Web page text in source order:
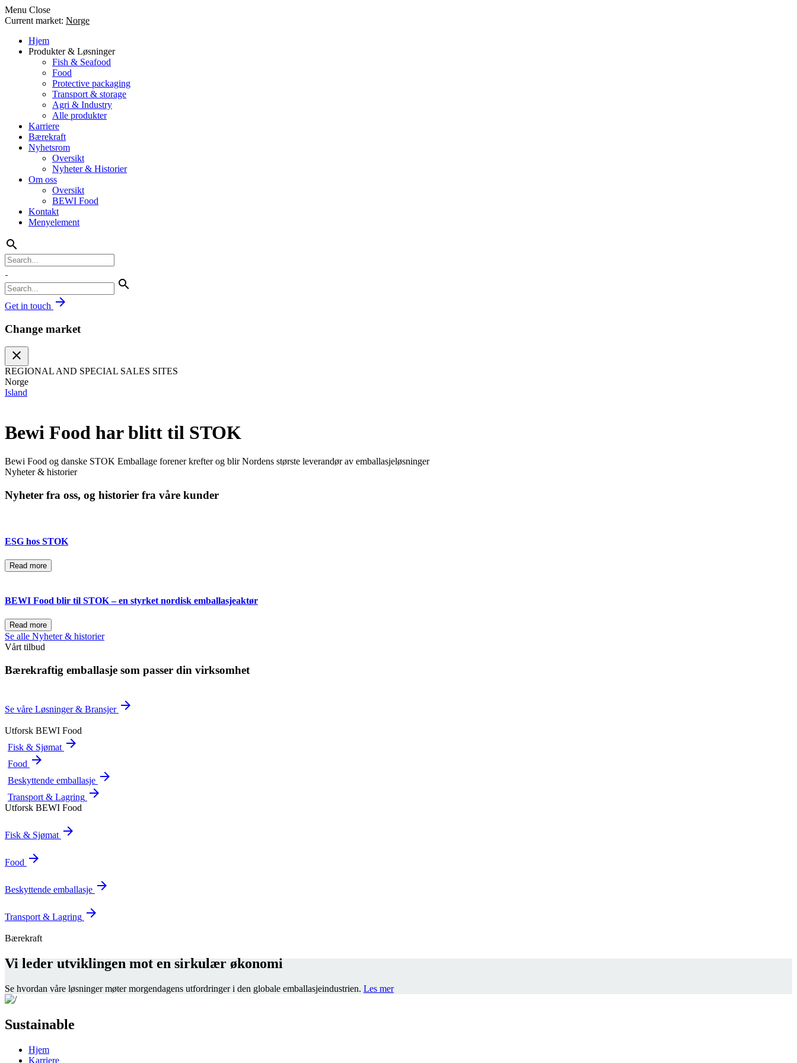
Menu Close
Current market: Norge
Hjem
Produkter & Løsninger
Fish & Seafood
Food
Protective packaging
Transport & storage
Agri & Industry
Alle produkter
Karriere
Bærekraft
Nyhetsrom
Oversikt
Nyheter & Historier
Om oss
Oversikt
BEWI Food
Kontakt
Menyelement
search
search
Get in touch arrow_forward
Change market
close
REGIONAL AND SPECIAL SALES SITES
Norge
Island
Bewi Food har blitt til STOK
Bewi Food og danske STOK Emballage forener krefter og blir Nordens største leverandør av emballasjeløsninger
Nyheter & historier
Nyheter fra oss, og historier fra våre kunder
ESG hos STOK
Read more
BEWI Food blir til STOK – en styrket nordisk emballasjeaktør
Read more
Se alle Nyheter & historier
Vårt tilbud
Bærekraftig emballasje som passer din virksomhet
Se våre Løsninger & Bransjer arrow_forward
Utforsk BEWI Food
Fisk & Sjømat arrow_forward
Food arrow_forward
Beskyttende emballasje arrow_forward
Transport & Lagring arrow_forward
Utforsk BEWI Food
Fisk & Sjømat arrow_forward
Food arrow_forward
Beskyttende emballasje arrow_forward
Transport & Lagring arrow_forward
Bærekraft
Vi leder utviklingen mot en sirkulær økonomi
Se hvordan våre løsninger møter morgendagens utfordringer i den globale emballasjeindustrien. Les mer
Sustainable
Hjem
Karriere